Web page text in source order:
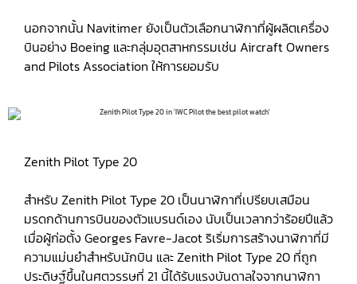
นอกจากนั้น Navitimer ยังเป็นตัวเลือกนาฬิกาที่ผู้ผลิตเครื่อง
บินอย่าง Boeing และกลุ่มอุตสาหกรรมเช่น Aircraft Owners
and Pilots Association ให้การยอมรับ
Zenith Pilot Type 20
สำหรับ Zenith Pilot Type 20 เป็นนาฬิกาที่เปรียบเสมือน
มรดกด้านการบินของตัวแบรนด์เอง นับเป็นเวลากว่าร้อยปีแล้ว
เมื่อผู้ก่อตั้ง Georges Favre-Jacot ริเริ่มการสร้างนาฬิกาที่มี
ความแม่นยำสำหรับนักบิน และ Zenith Pilot Type 20 ที่ถูก
ประดิษฐ์ขึ้นในศตวรรษที่ 21 นี้ได้รับแรงบันดาลใจจากนาฬิกา